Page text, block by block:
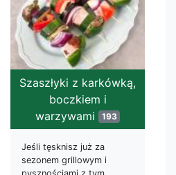
Szaszłyki z karkówką,
boczkiem i
warzywami
193
Jeśli tęsknisz już za
sezonem grillowym i